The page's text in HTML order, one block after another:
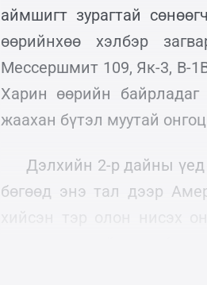
аймшигт зурагтай
өөрийнхөө хэлбэр
Мессершмит 109, Як-3, B-
Харин өөрийн байрладаг
жаахан бүтэл муутай
Дэлхийн 2-р дайны үед
бөгөөд энэ тал дээр